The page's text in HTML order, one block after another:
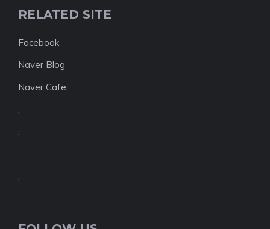
RELATED SITE
Facebook
Naver Blog
Naver Cafe
.
.
.
.